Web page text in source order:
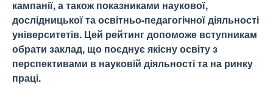
кампанії, а також показниками наукової,
дослідницької та освітньо-педагогічної діяльності
університетів. Цей рейтинг допоможе вступникам
обрати заклад, що поєднує якісну освіту з
перспективами в науковій діяльності та на ринку
праці.